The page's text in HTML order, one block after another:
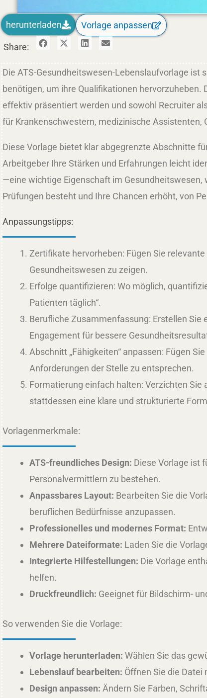
herunterladen Vorlage anpassen
Share:
Die ATS-Gesundheitswesen-Lebenslaufvorlage
benötigen, um ihre Qualifikationen
effektiv präsentiert werden und sowohl Recruiter
für Krankenschwestern, medizinische Assistenten,
Diese Vorlage bietet klar abgegrenzte Abschnitte
Arbeitgeber Ihre Stärken und Erfahrungen leicht
—eine wichtige Eigenschaft im Gesundheitswesen,
Prüfungen besteht und Ihre Chancen erhöht, von
Anpassungstipps:
Zertifikate hervorheben: Fügen Sie
Gesundheitswesen zu zeigen.
Erfolge quantifizieren: Wo möglich,
Patienten täglich“.
Berufliche Zusammenfassung: Erstellen
Engagement für bessere
Abschnitt „Fähigkeiten“ anpassen: Fügen
Anforderungen der Stelle zu entsprechen.
Formatierung einfach halten: Verzichten
stattdessen eine klare und strukturierte
Vorlagenmerkmale:
ATS-freundliches Design: Diese Vorlage ist
Personalvermittlern zu bestehen.
Anpassbares Layout: Bearbeiten Sie die
beruflichen Bedürfnisse anzupassen.
Professionelles und modernes Format:
Mehrere Dateiformate: Laden Sie die
Integrierte Hilfestellungen: Die Vorlage
helfen.
Druckfreundlich: Geeignet für Bildschirm-
So verwenden Sie die Vorlage:
Vorlage herunterladen: Wählen Sie das
Lebenslauf bearbeiten: Öffnen Sie die
Design anpassen: Ändern Sie Farben,